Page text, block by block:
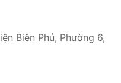
Biên Phủ, Phường 6,